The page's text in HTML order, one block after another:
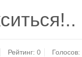
Рейтинг:0 Голосов: